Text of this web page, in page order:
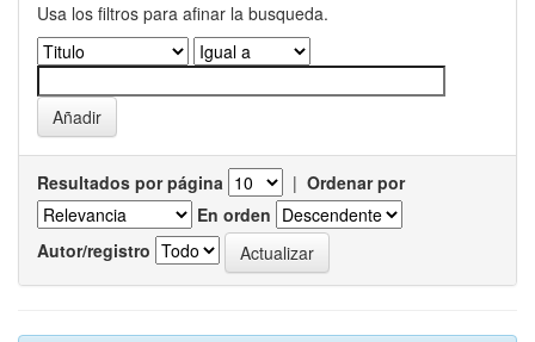
Usa los filtros para afinar la busqueda.
Resultados por página | Ordenar por
En orden
Autor/registro